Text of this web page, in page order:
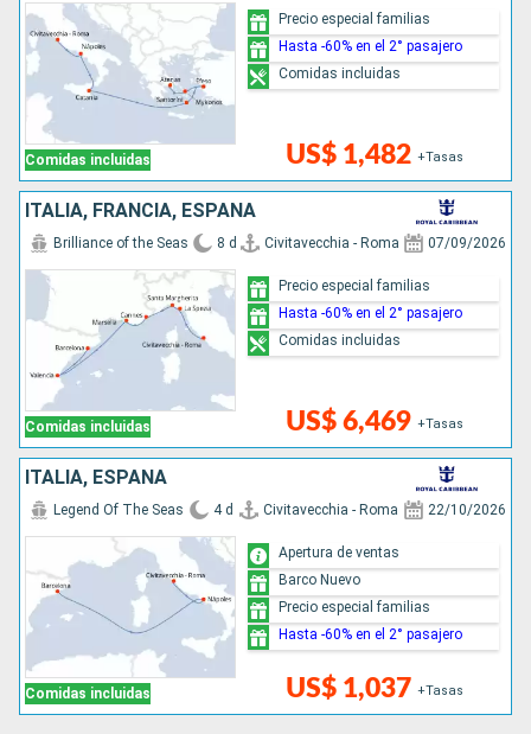
Comidas incluidas US$ 1,482 +Tasas
Precio especial familias
Hasta -60% en el 2° pasajero
Comidas incluidas
ITALIA, FRANCIA, ESPAÑA
Comidas incluidas
Brilliance of the Seas 8 d Civitavecchia - Roma 07/09/2026
US$ 6,469 +Tasas
Precio especial familias
Hasta -60% en el 2° pasajero
Comidas incluidas
ITALIA, ESPAÑA
Comidas incluidas
Legend Of The Seas 4 d Civitavecchia - Roma 22/10/2026
US$ 1,037 +Tasas
Apertura de ventas
Barco Nuevo
Precio especial familias
Hasta -60% en el 2° pasajero